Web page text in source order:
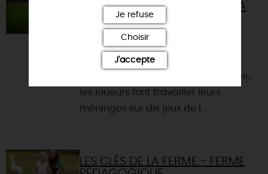
PÉDAGOGIQUE LES CLÉS DE LA
45210 - CHEVANNES
L’escape game : un jeu de piste
grandeur nature. Seul ou en groupe,
les joueurs font travailler leurs
méninges sur dix jeux de l...
LES CLÉS DE LA FERME - FERME
Je refuse
Choisir
J'accepte